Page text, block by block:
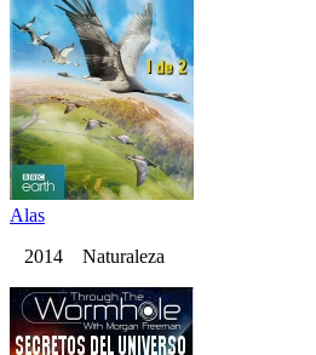
Alas
2014 Naturaleza